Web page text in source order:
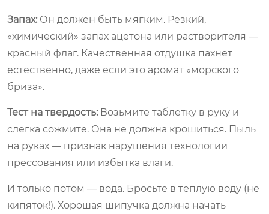
Запах: Он должен быть мягким. Резкий,
«химический» запах ацетона или растворителя —
красный флаг. Качественная отдушка пахнет
естественно, даже если это аромат «морского
бриза».
Тест на твердость: Возьмите таблетку в руку и
слегка сожмите. Она не должна крошиться. Пыль
на руках — признак нарушения технологии
прессования или избытка влаги.
И только потом — вода. Бросьте в теплую воду (не
кипяток!). Хорошая шипучка должна начать